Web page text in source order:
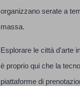
organizzano serate a
massa.
Esplorare le città d'arte
è proprio qui che la
piattaforme di